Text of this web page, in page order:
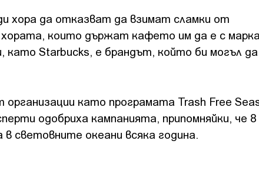
хора да отказват да взимат сламки от
които държат кафето им да е с
като Starbucks, е брандът, който би могъл да
като програмата Trash Free
одобриха кампанията, припомняйки, че 8
световните океани всяка година.